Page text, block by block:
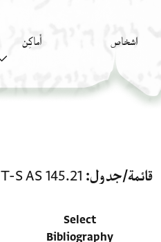
اشخاص أَماكِن
قائمة/جدول T-S AS 145.21
Select
Bibliography